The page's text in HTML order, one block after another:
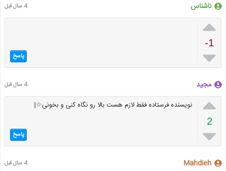
ناشناس 4 سال قبل

-1
 پاسخ
مجید 4 سال قبل

2

نویسنده فرستاده فقط لازم هست بالا رو نگاه کنی و بخونی☆|
پاسخ
Mahdieh 4 سال قبل